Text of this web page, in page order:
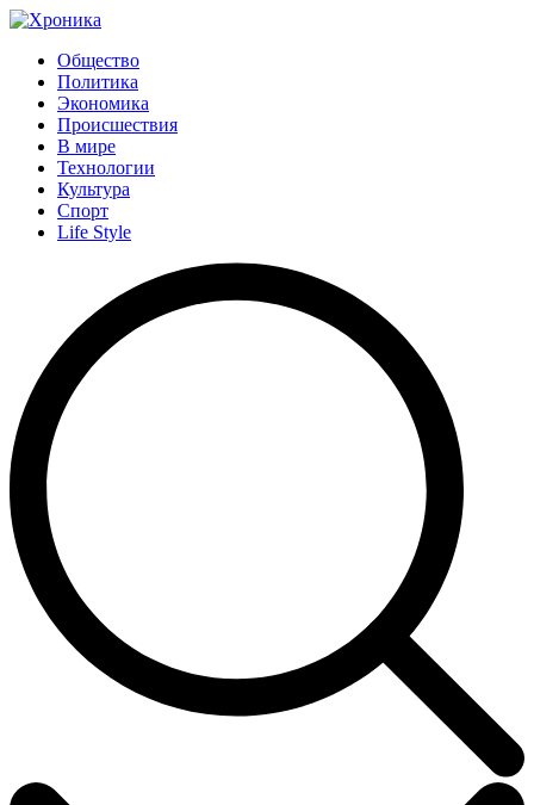
Общество
Политика
Экономика
Происшествия
В мире
Технологии
Культура
Спорт
Life Style